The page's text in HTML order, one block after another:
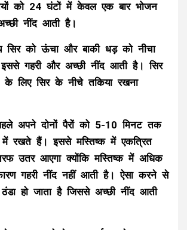
को 24 घंटों में केवल एक बार भोजन
नींद आती है।
सिर को ऊंचा और बाकी धड़ को नीचा
इससे गहरी और अच्छी नींद आती है। सिर
लिए सिर के नीचे तकिया रखना
अपने दोनों पैरों को 5-10 मिनट तक
में रखते हैं। इससे मस्तिष्क में एकत्रित
उतर आएगा क्योंकि मस्तिष्क में अधिक
गहरी नींद नहीं आती है। ऐसा करने से
ठंडा हो जाता है जिससे अच्छी नींद आती